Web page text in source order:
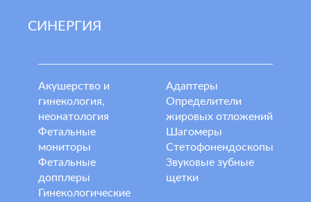
СИНЕРГИЯ
Акушерство и
гинекология,
неонатология
Фетальные
мониторы
Фетальные
допплеры
Гинекологические
Адаптеры
Определители
жировых отложений
Шагомеры
Стетофонендоскопы
Звуковые зубные
щетки